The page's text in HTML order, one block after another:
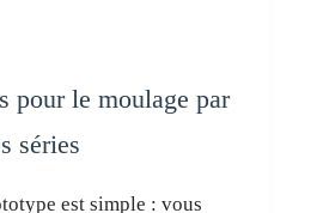
pour le moulage par
séries
est simple : vous